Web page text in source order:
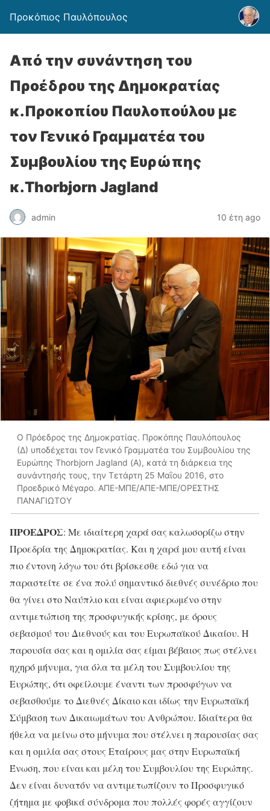
Προκόπιος Παυλόπουλος
Από την συνάντηση του
Προέδρου της Δημοκρατίας
κ.Προκοπίου Παυλοπούλου με
τον Γενικό Γραμματέα του
Συμβουλίου της Ευρώπης
κ.Thorbjorn Jagland
admin 10 έτη ago
Ο Πρόεδρος της Δημοκρατίας. Προκόπης Παυλόπουλος
(Δ) υποδέχεται τον Γενικό Γραμματέα του Συμβουλίου της
Ευρώπης Thorbjorn Jagland (Α), κατά τη διάρκεια της
συνάντησής τους, την Τετάρτη 25 Μαΐου 2016, στο
Προεδρικό Μέγαρο. ΑΠΕ-ΜΠΕ/ΑΠΕ-ΜΠΕ/ΟΡΕΣΤΗΣ
ΠΑΝΑΓΙΩΤΟΥ
ΠΡΟΕΔΡΟΣ: Με ιδιαίτερη χαρά σας καλωσορίζω στην
Προεδρία της Δημοκρατίας. Και η χαρά μου αυτή είναι
πιο έντονη λόγω του ότι βρίσκεσθε εδώ για να
παραστείτε σε ένα πολύ σημαντικό διεθνές συνέδριο που
θα γίνει στο Ναύπλιο και είναι αφιερωμένο στην
αντιμετώπιση της προσφυγικής κρίσης, με όρους
σεβασμού του Διεθνούς και του Ευρωπαϊκού Δικαίου. Η
παρουσία σας και η ομιλία σας είμαι βέβαιος πως στέλνει
ηχηρό μήνυμα, για όλα τα μέλη του Συμβουλίου της
Ευρώπης, ότι οφείλουμε έναντι των προσφύγων να
σεβασθούμε το Διεθνές Δίκαιο και ιδίως την Ευρωπαϊκή
Σύμβαση των Δικαιωμάτων του Ανθρώπου. Ιδιαίτερα θα
ήθελα να μείνω στο μήνυμα που στέλνει η παρουσίας σας
και η ομιλία σας στους Εταίρους μας στην Ευρωπαϊκή
Ένωση, που είναι και μέλη του Συμβουλίου της Ευρώπης.
Δεν είναι δυνατόν να αντιμετωπίζουν το Προσφυγικό
ζήτημα με φοβικά σύνδρομα που πολλές φορές αγγίζουν